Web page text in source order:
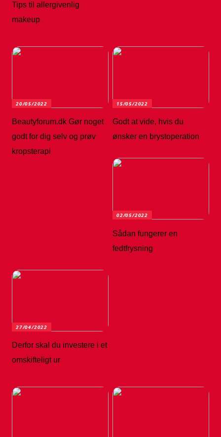
Tips til allergivenlig
makeup
20/05/2022
Beautyforum.dk Gør noget
godt for dig selv og prøv
kropsterapi
15/05/2022
Godt at vide, hvis du
ønsker en brystoperation
02/05/2022
Sådan fungerer en
fedtfrysning
27/04/2022
Derfor skal du investere i et
omskifteligt ur